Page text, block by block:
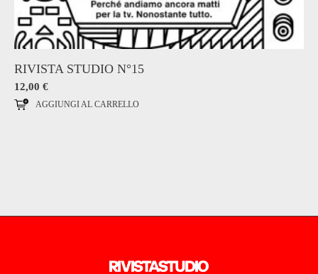
RIVISTA STUDIO N°15
12,00 €
AGGIUNGI AL CARRELLO